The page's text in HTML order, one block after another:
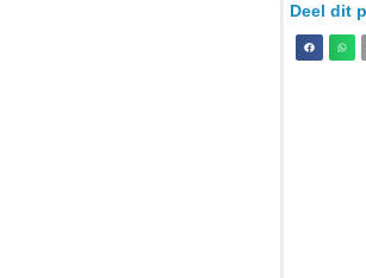
Deel dit